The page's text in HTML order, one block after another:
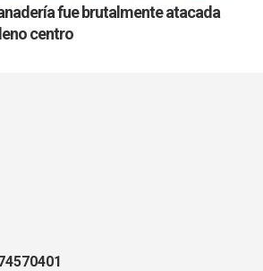
fue brutalmente atacada
centro